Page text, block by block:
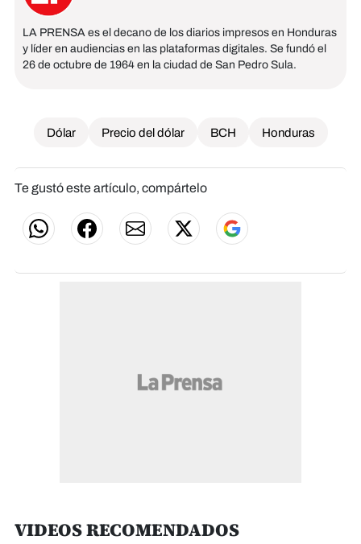
LA PRENSA es el decano de los diarios impresos en Honduras
y líder en audiencias en las plataformas digitales. Se fundó el
26 de octubre de 1964 en la ciudad de San Pedro Sula.
Dólar Precio del dólar BCH Honduras
Te gustó este artículo, compártelo
VIDEOS RECOMENDADOS